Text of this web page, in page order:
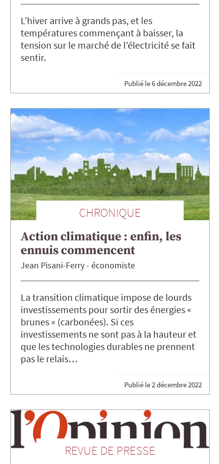
L’hiver arrive à grands pas, et les
températures commençant à baisser, la
tension sur le marché de l’électricité se fait
sentir.
Publié le6 décembre 2022
CHRONIQUE
Action climatique : enfin, les
ennuis commencent
Jean Pisani-Ferry économiste
La transition climatique impose de lourds
investissements pour sortir des énergies «
brunes » (carbonées). Si ces
investissements ne sont pas à la hauteur et
que les technologies durables ne prennent
pas le relais…
Publié le2 décembre 2022
REVUE DE PRESSE